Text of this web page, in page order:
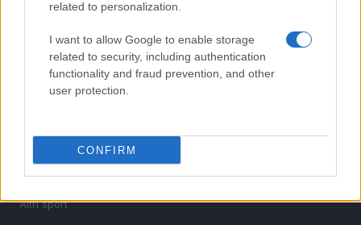
related to personalization.
I want to allow Google to enable storage
related to security, including authentication
functionality and fraud prevention, and other
user protection.
CONFIRM
le discipline che fanno emozionare gli appassionati di
SEZIONI
Calcio
Basket
Motori
Altri sport